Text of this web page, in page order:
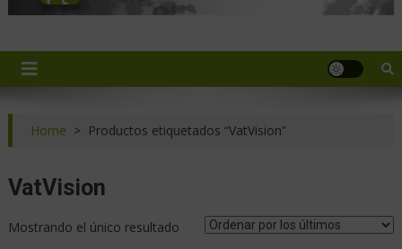
Home > Productos etiquetados “VatVision”
VatVision
Mostrando el único resultado